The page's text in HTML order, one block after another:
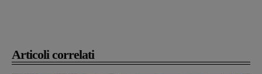
Articoli correlati